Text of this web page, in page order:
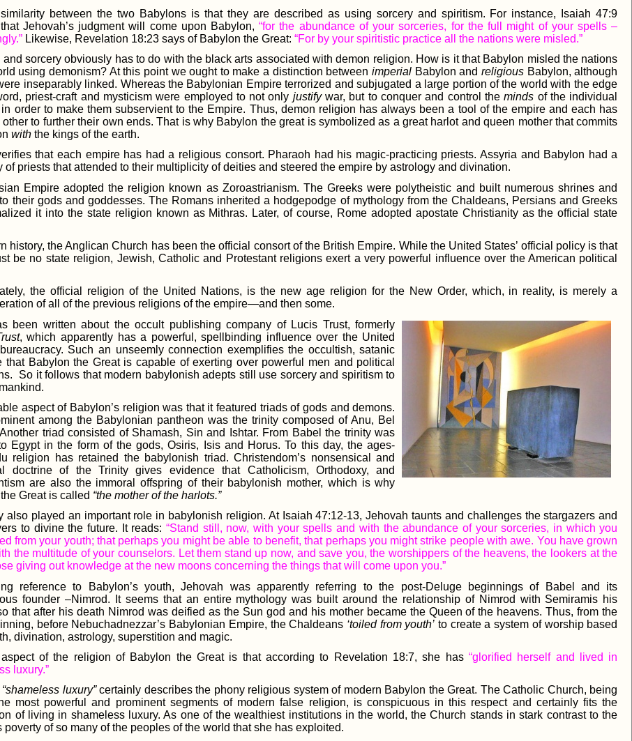
between the two Babylons is that they are described as using sorcery and spiritism. For instance, Isaiah 47:9
Jehovah’s judgment will come upon Babylon,“for the abundance of your sorceries, for the full might of your spells –
Likewise, Revelation 18:23 says of Babylon the Great:“For by your spiritistic practice all the nations were misled.”
and sorcery obviously has to do with the black arts associated with demon religion. How is it that Babylon misled the nations
using demonism? At this point we ought to make a distinction betweenimperial Babylon and religious Babylon, although
inseparably linked. Whereas the Babylonian Empire terrorized and subjugated a large portion of the world with the edge
priest-craft and mysticism were employed to not only justifywar, but to conquer and control theminds of the individual
order to make them subservient to the Empire. Thus, demon religion has always been a tool of the empire and each has
other to further their own ends. That is why Babylon the great is symbolized as a great harlot and queen mother that commits
with the kings of the earth.
that each empire has had a religious consort. Pharaoh had his magic-practicing priests. Assyria and Babylon had a
of priests that attended to their multiplicity of deities and steered the empire by astrology and divination.
Empire adopted the religion known as Zoroastrianism. The Greeks were polytheistic and built numerous shrines and
their gods and goddesses. The Romans inherited a hodgepodge of mythology from the Chaldeans, Persians and Greeks
it into the state religion known as Mithras. Later, of course, Rome adopted apostate Christianity as the official state
history, the Anglican Church has been the official consort of the British Empire. While the United States’ official policy is that
be no state religion, Jewish, Catholic and Protestant religions exert a very powerful influence over the American political
the official religion of the United Nations, is the new age religion for the New Order, which, in reality, is merely a
of all of the previous religions of the empire—and then some.
been written about the occult publishing company of Lucis Trust, formerly
, which apparently has a powerful, spellbinding influence over the United
Such an unseemly connection exemplifies the occultish, satanic
that Babylon the Great is capable of exerting over powerful men and political
So it follows that modern babylonish adepts still use sorcery and spiritism to
aspect of Babylon’s religion was that it featured triads of gods and demons.
among the Babylonian pantheon was the trinity composed of Anu, Bel
triad consisted of Shamash, Sin and Ishtar. From Babel the trinity was
Egypt in the form of the gods, Osiris, Isis and Horus. To this day, the ages-
religion has retained the babylonish triad. Christendom’s nonsensical and
doctrine of the Trinity gives evidence that Catholicism, Orthodoxy, and
are also the immoral offspring of their babylonish mother, which is why
Great is called “the mother of the harlots.”
also played an important role in babylonish religion. At Isaiah 47:12-13, Jehovah taunts and challenges the stargazers and
to divine the future. It reads:“Stand still, now, with your spells and with the abundance of your sorceries, in which you
from your youth; that perhaps you might be able to benefit, that perhaps you might strike people with awe. You have grown
the multitude of your counselors. Let them stand up now, and save you, the worshippers of the heavens, the lookers at the
giving out knowledge at the new moons concerning the things that will come upon you.”
reference to Babylon’s youth, Jehovah was apparently referring to the post-Deluge beginnings of Babel and its
founder –Nimrod. It seems that an entire mythology was built around the relationship of Nimrod with Semiramis his
that after his death Nimrod was deified as the Sun god and his mother became the Queen of the heavens. Thus, from the
before Nebuchadnezzar’s Babylonian Empire, the Chaldeans ‘toiled from youth’ to create a system of worship based
divination, astrology, superstition and magic.
of the religion of Babylon the Great is that according to Revelation 18:7, she has “glorified herself and lived in
luxury.”
“shameless luxury”certainly describes the phony religious system of modern Babylon the Great. The Catholic Church, being
most powerful and prominent segments of modern false religion, is conspicuous in this respect and certainly fits the
of living in shameless luxury. As one of the wealthiest institutions in the world, the Church stands in stark contrast to the
poverty of so many of the peoples of the world that she has exploited.